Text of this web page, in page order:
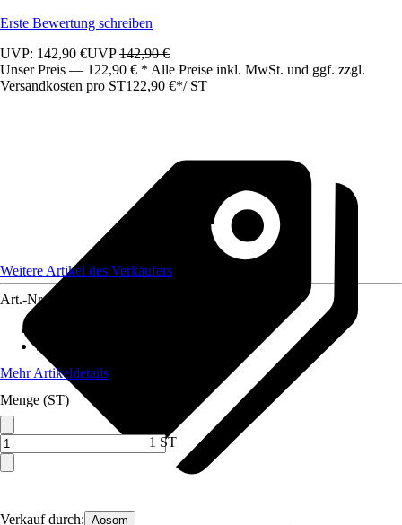
Erste Bewertung schreiben
UVP: 142,90 €UVP142,90 €
Unser Preis — 122,90 € * Alle Preise inkl. MwSt. und ggf. zzgl.
Versandkosten pro ST122,90 €*/ ST
Verkauf durch: Aosom
Weitere Artikel des Verkäufers
Art.-Nr.
Stoffqualität
Mehr Artikeldetails
Menge (ST)
1 ST